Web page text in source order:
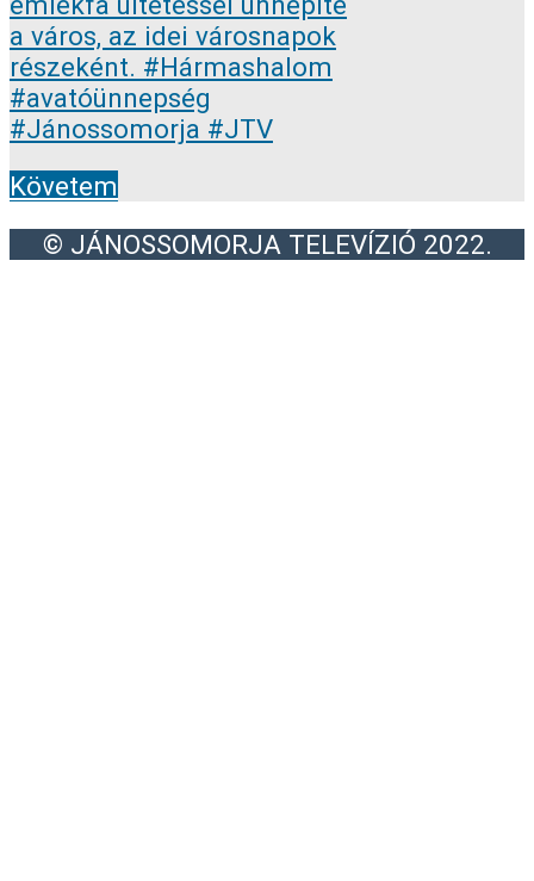
Követem
© JÁNOSSOMORJA TELEVÍZIÓ 2022.